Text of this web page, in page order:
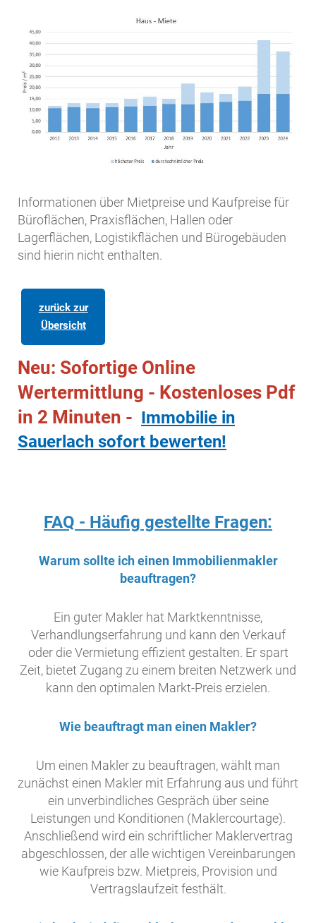
Informationen über Mietpreise und Kaufpreise für
Büroflächen, Praxisflächen, Hallen oder
Lagerflächen, Logistikflächen und Bürogebäuden
sind hierin nicht enthalten.
zurück zur
Übersicht
Neu: Sofortige Online
Wertermittlung - Kostenloses Pdf
in 2 Minuten - Immobilie in
Sauerlach sofort bewerten!
FAQ - Häufig gestellte Fragen:
Warum sollte ich einen Immobilienmakler
beauftragen?
Ein guter Makler hat Marktkenntnisse,
Verhandlungserfahrung und kann den Verkauf
oder die Vermietung effizient gestalten. Er spart
Zeit, bietet Zugang zu einem breiten Netzwerk und
kann den optimalen Markt-Preis erzielen.
Wie beauftragt man einen Makler?
Um einen Makler zu beauftragen, wählt man
zunächst einen Makler mit Erfahrung aus und führt
ein unverbindliches Gespräch über seine
Leistungen und Konditionen (Maklercourtage).
Anschließend wird ein schriftlicher Maklervertrag
abgeschlossen, der alle wichtigen Vereinbarungen
wie Kaufpreis bzw. Mietpreis, Provision und
Vertragslaufzeit festhält.